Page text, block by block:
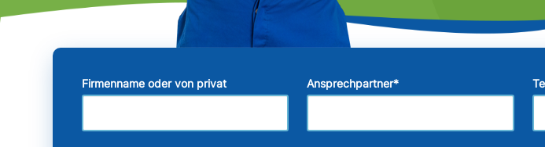
Firmenname oder von privat Ansprechpartner*